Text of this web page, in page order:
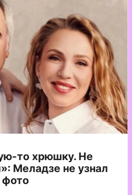
то хрюшку. Не
Меладзе не узнал